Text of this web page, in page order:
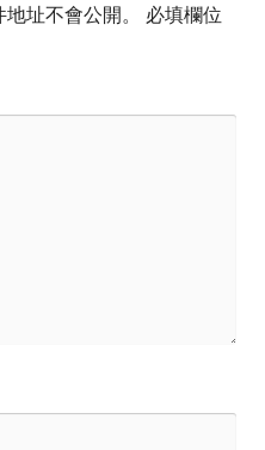
址不會公開。
必填欄位